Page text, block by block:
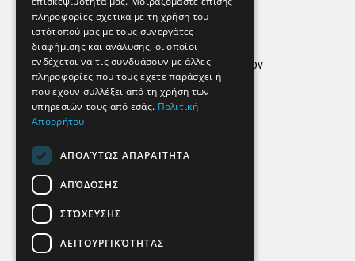
Απόρρητο
Όροι Χρήσης
Πολιτική προστασίας δεδομένων
Findhere
Social Media
πληροφορίες σχετικά με τη χρήση του
ιστότοπού μας με τους συνεργάτες
διαφήμισης και ανάλυσης, οι οποίοι
ενδέχεται να τις συνδυάσουν με άλλες
πληροφορίες που τους έχετε παράσχει ή
που έχουν συλλέξει από τη χρήση των
υπηρεσιών τους από εσάς. Πολιτική
Απορρήτου
ΑΠΟΛΎΤΩΣ ΑΠΑΡΑΊΤΗΤΑ
ΑΠΌΔΟΣΗΣ
ΣΤΌΧΕΥΣΗΣ
ΛΕΙΤΟΥΡΓΙΚΌΤΗΤΑΣ